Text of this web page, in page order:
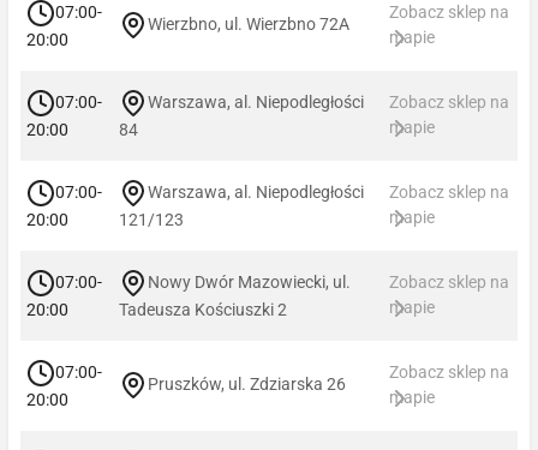
07:00-
20:00
Wierzbno, ul. Wierzbno 72A
Zobacz sklep na
mapie
07:00-
20:00
Warszawa, al. Niepodległości
84
Zobacz sklep na
mapie
07:00-
20:00
Warszawa, al. Niepodległości
121/123
Zobacz sklep na
mapie
07:00-
20:00
Nowy Dwór Mazowiecki, ul.
Tadeusza Kościuszki 2
Zobacz sklep na
mapie
07:00-
20:00
Pruszków, ul. Zdziarska 26
Zobacz sklep na
mapie